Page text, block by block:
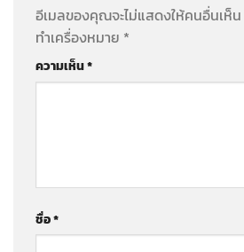
อีเมลของคุณจะไม่แสดงให้คนอื่นเห็น
ทำเครื่องหมาย *
ความเห็น*
ชื่อ*